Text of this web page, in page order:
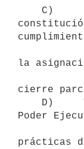
la
cierre
Poder
prácticas